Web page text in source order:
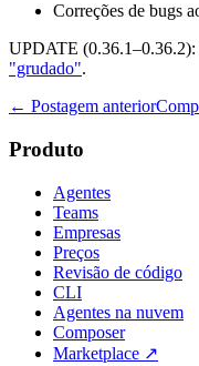
Correções de bugs
UPDATE
"grudado".
← Postagem anterior
Produto
Agentes
Teams
Empresas
Preços
Revisão de código
CLI
Agentes na nuvem
Composer
Marketplace ↗